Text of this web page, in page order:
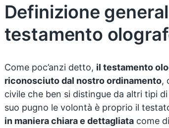
Definizione
testamento
Come poc’anzi detto, il testamento
riconosciuto dal nostro ordinamento,
civile che ben si distingue da altri tipi
suo pugno le volontà è proprio il
in maniera chiara e dettagliatacome